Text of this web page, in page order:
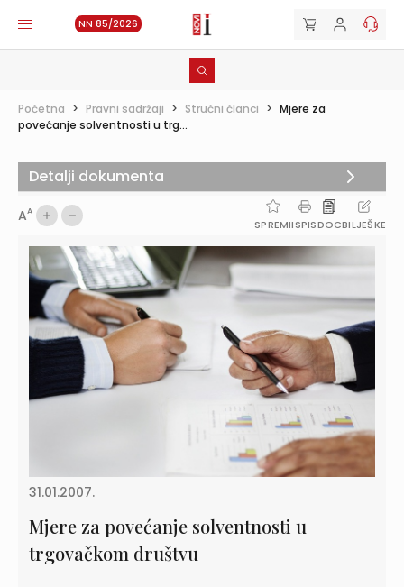
NN 85/2026
Početna > Pravni sadržaji > Stručni članci > Mjere za
povećanje solventnosti u trg...
AA
SPREMIISPISDOCBILJEŠKE
31.01.2007.
Mjere za povećanje solventnosti u
trgovačkom društvu
Detalji dokumenta